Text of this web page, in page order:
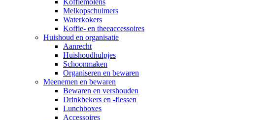
Koffiemolens
Melkopschuimers
Waterkokers
Koffie- en theeaccessoires
Huishoud en organisatie
Aanrecht
Huishoudhulpjes
Schoonmaken
Organiseren en bewaren
Meenemen en bewaren
Bewaren en vershouden
Drinkbekers en -flessen
Lunchboxes
Accessoires